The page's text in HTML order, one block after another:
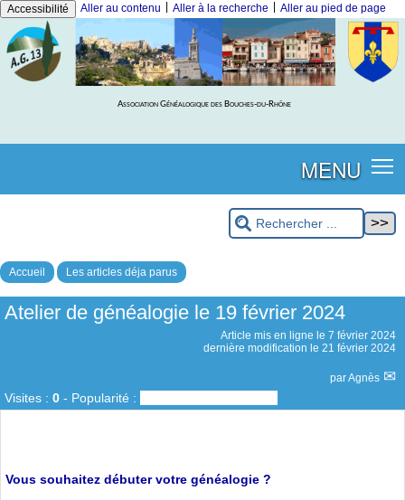
Accessibilité Aller au contenu Aller à la recherche Aller au pied de page
Association Généalogique des Bouches-du-Rhône
MENU
Accueil Les articles déja parus
Atelier de généalogie le 19 février 2024
Article mis en ligne le 7 février 2024
dernière modification le 21 février 2024
parAgnès
Visites : 0 - Popularité :
Vous souhaitez débuter votre généalogie ?